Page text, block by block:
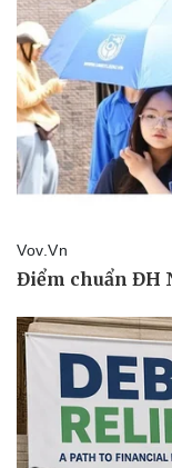
Pháp luật
Vụ án